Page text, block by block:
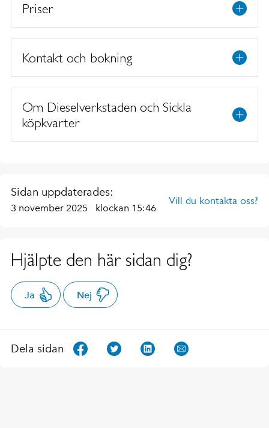
Priser
Kontakt och bokning
Om Dieselverkstaden och Sickla
köpkvarter
Sidan uppdaterades:
3 november 2025 klockan 15:46
Vill du kontakta oss?
Hjälpte den här sidan dig?
Ja Nej
Dela sidan